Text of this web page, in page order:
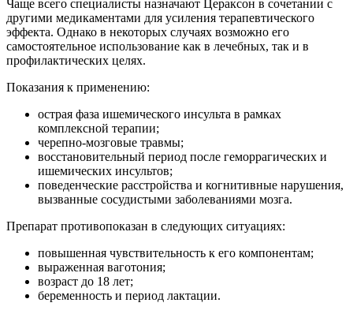
Чаще всего специалисты назначают Цераксон в сочетании с
другими медикаментами для усиления терапевтического
эффекта. Однако в некоторых случаях возможно его
самостоятельное использование как в лечебных, так и в
профилактических целях.
Показания к применению:
острая фаза ишемического инсульта в рамках
комплексной терапии;
черепно-мозговые травмы;
восстановительный период после геморрагических и
ишемических инсультов;
поведенческие расстройства и когнитивные нарушения,
вызванные сосудистыми заболеваниями мозга.
Препарат противопоказан в следующих ситуациях:
повышенная чувствительность к его компонентам;
выраженная ваготония;
возраст до 18 лет;
беременность и период лактации.